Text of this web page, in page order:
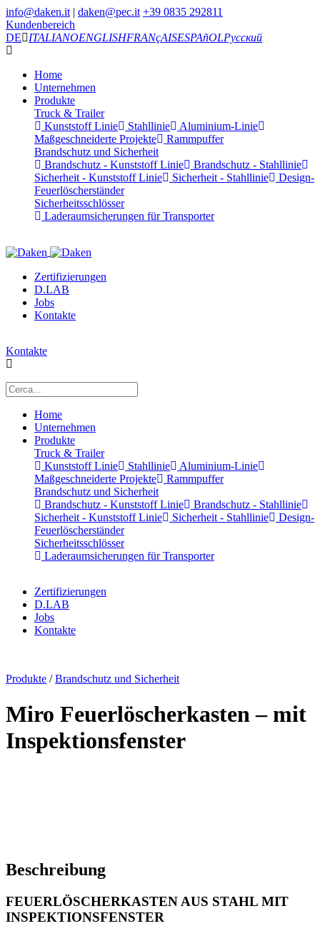
info@daken.it | daken@pec.it +39 0835 292811
Kundenbereich
DE
ITALIANOENGLISHFRANçAISESPAñOLРусский
Home
Unternehmen
Produkte
Truck & Trailer
Kunststoff Linie
Stahllinie
Aluminium-Linie
Maßgeschneiderte Projekte
Rammpuffer
Brandschutz und Sicherheit
Brandschutz - Kunststoff Linie
Brandschutz - Stahllinie
Sicherheit - Kunststoff Linie
Sicherheit - Stahllinie
Design-
Feuerlöscherständer
Sicherheitsschlösser
Laderaumsicherungen für Transporter
Zertifizierungen
D.LAB
Jobs
Kontakte
Kontakte
Home
Unternehmen
Produkte
Truck & Trailer
Kunststoff Linie
Stahllinie
Aluminium-Linie
Maßgeschneiderte Projekte
Rammpuffer
Brandschutz und Sicherheit
Brandschutz - Kunststoff Linie
Brandschutz - Stahllinie
Sicherheit - Kunststoff Linie
Sicherheit - Stahllinie
Design-
Feuerlöscherständer
Sicherheitsschlösser
Laderaumsicherungen für Transporter
Zertifizierungen
D.LAB
Jobs
Kontakte
Produkte /Brandschutz und Sicherheit
Miro Feuerlöscherkasten – mit
Inspektionsfenster
Beschreibung
FEUERLÖSCHERKASTEN AUS STAHL MIT
INSPEKTIONSFENSTER